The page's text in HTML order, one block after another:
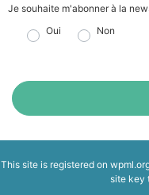
Je souhaite m'abonner à la
Oui Non
This site is registered on
site key